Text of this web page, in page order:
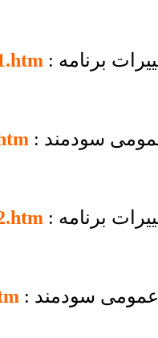
برنامه
سودمند
برنامه
عمومی سودمند